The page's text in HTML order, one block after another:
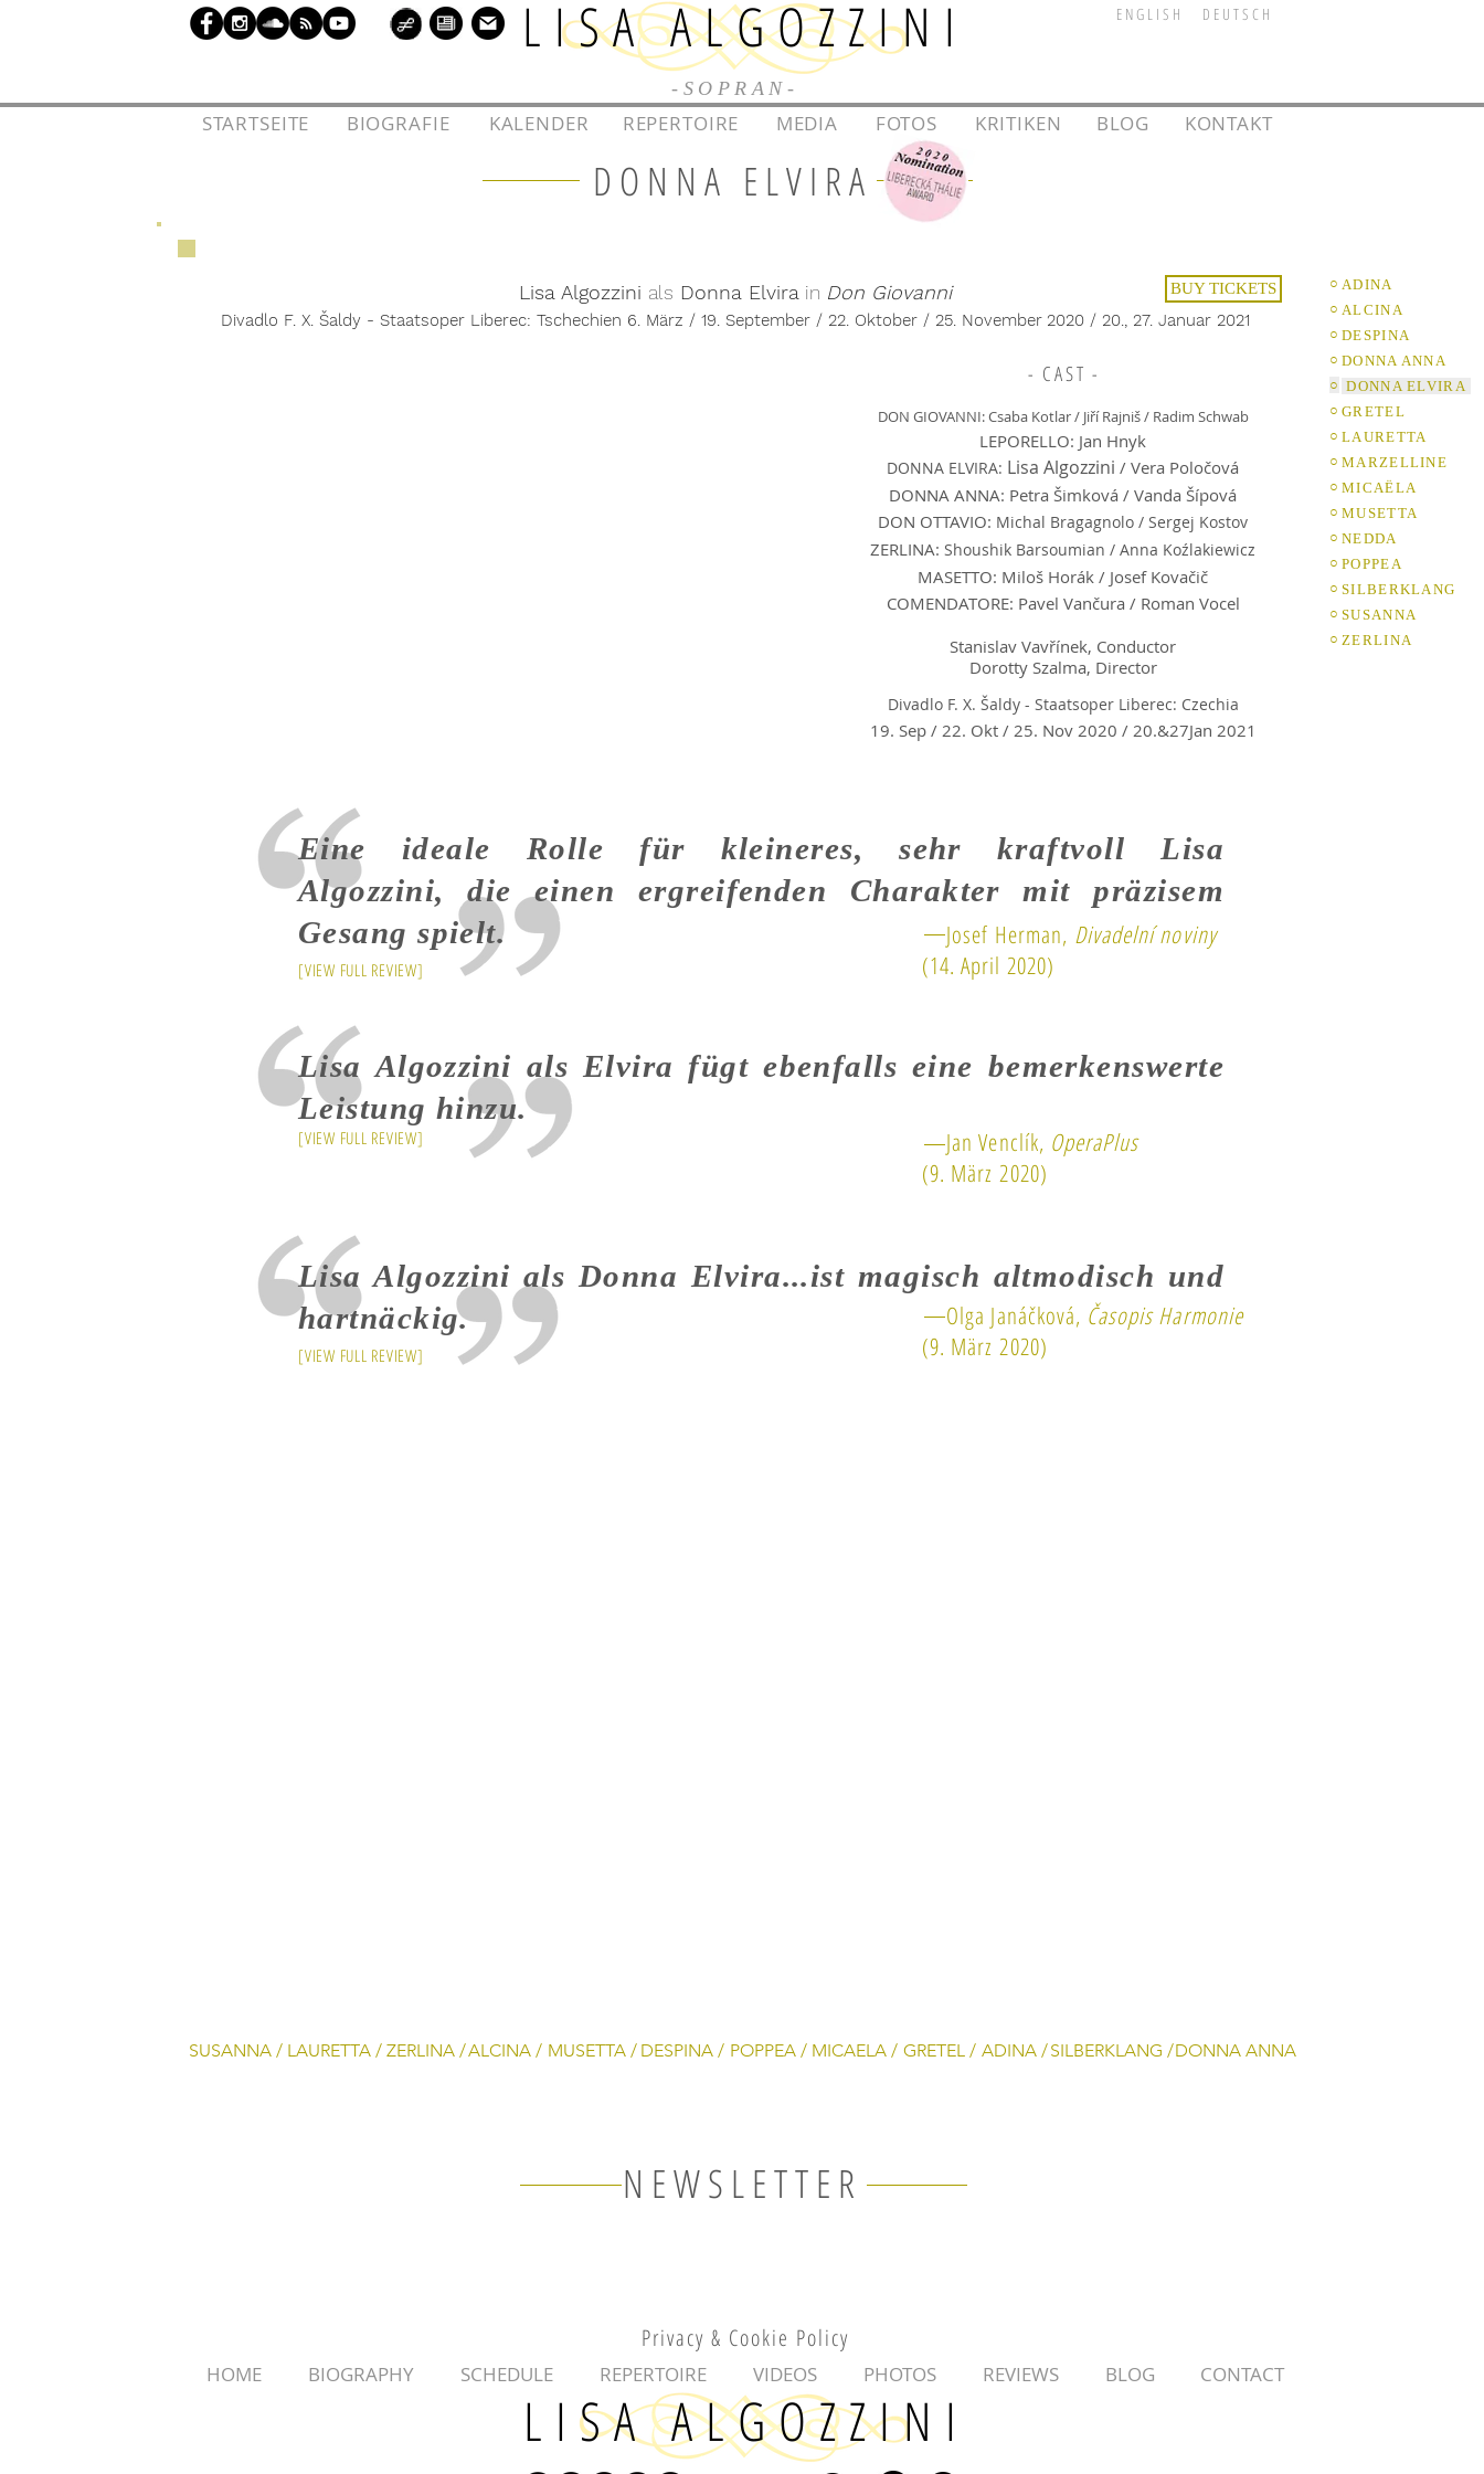
LISA ALGOZZINI E N G L I S H D E U T S C H
-SOPRAN-
Lisa Algozzini als Donna Elvira in Don Giovanni
​Divadlo F. X. Šaldy - Staatsoper Liberec: Tschechien 6. März / 19. September/ 22. Oktober/ 25. November 2020 / 20., 27. Januar 2021
STARTSEITE BIOGRAFIE KALENDER REPERTOIRE MEDIA FOTOS KRITIKEN BLOG KONTAKTl
DONNA ELVIRA
ADINA
ALCINA
DESPINA
DONNA ANNA
DONNA ELVIRA
GRETEL
LAURETTA
MARZELLINE
MICAËLA
MUSETTA
NEDDA
POPPEA
SILBERKLANG
SUSANNA
ZERLINA
○
○
○
○
○
○
○
○
○
○
○
○
○
○
○
BUY TICKETS
- C A S T -
DON GIOVANNI: Csaba Kotlar / Jiří Rajniš / Radim Schwab
LEPORELLO: Jan Hnyk
DONNA ELVIRA: Lisa Algozzini / Vera Poločová
DONNA ANNA: Petra Šimková / Vanda Šípová
DON OTTAVIO: Michal Bragagnolo / Sergej Kostov
ZERLINA: Shoushik Barsoumian / Anna Koźlakiewicz
MASETTO: Miloš Horák / Josef Kovačič
COMENDATORE: Pavel Vančura / Roman Vocel
Stanislav Vavřínek, Conductor
Dorotty Szalma, Director
​Divadlo F. X. Šaldy - Staatsoper Liberec: Czechia
19. Sep / 22. Okt / 25. Nov 2020 / 20.&27Jan 2021
Josef Herman, Divadelní noviny
(14. April 2020)
Eine ideale Rolle für kleineres, sehr kraftvoll Lisa
Algozzini, die einen ergreifenden Charakter mit präzisem
Gesang spielt.
[VIEW FULL REVIEW]
Jan Venclík, OperaPlus
(9. März 2020)
Lisa Algozzini als Elvira fügt ebenfalls eine bemerkenswerte
Leistung hinzu.
[VIEW FULL REVIEW]
Olga Janáčková, Časopis Harmonie
(9. März 2020)
Lisa Algozzini als Donna Elvira...ist magisch altmodisch und
hartnäckig.
[VIEW FULL REVIEW]
SUSANNA / LAURETTA / ZERLINA /ALCINA / MUSETTA / DESPINA / POPPEA / MICAELA / GRETEL / ADINA /SILBERKLANG /DONNA ANNA
NEWSLETTER
Privacy & Cookie Policy
HOME BIOGRAPHY SCHEDULE REPERTOIRE VIDEOS PHOTOS REVIEWS BLOG CONTACT
LISA ALGOZZINI